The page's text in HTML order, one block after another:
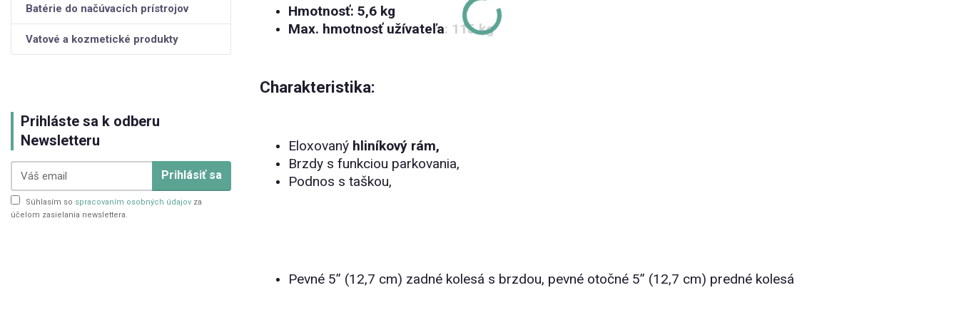
Batérie do načúvacích prístrojov
Vatové a kozmetické produkty
Prihláste sa k odberu
Newsletteru
Prihlásiť sa
Súhlasím so spracovaním osobných údajov za
účelom zasielania newslettera.
Hmotnosť: 5,6 kg
Max. hmotnosť užívateľa: 115 kg
Charakteristika:
Eloxovaný hliníkový rám,
Brzdy s funkciou parkovania,
Podnos s taškou,
Pevné 5” (12,7 cm) zadné kolesá s brzdou, pevné otočné 5” (12,7 cm) predné kolesá